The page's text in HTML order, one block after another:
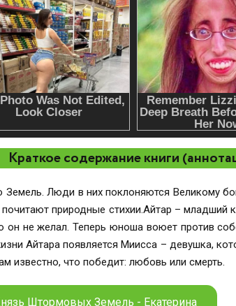
Краткое содержание книги
Люди в них поклоняются Великому
природные стихии.Айтар – младший
он не желал. Теперь юноша воюет против
Айтара появляется Миисса – девушка,
известно, что победит: любовь или смерть.
Штормовых Земель - Екатерина